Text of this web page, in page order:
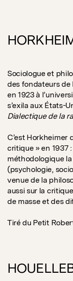
Sociologue et
des fondateurs de
en 1923 à
s’exila aux États-
Dialectique de la
C’est Horkheimer
critique » en 1937
méthodologique
(psychologie,
venue de la
aussi sur la
de masse et des
Tiré du Petit